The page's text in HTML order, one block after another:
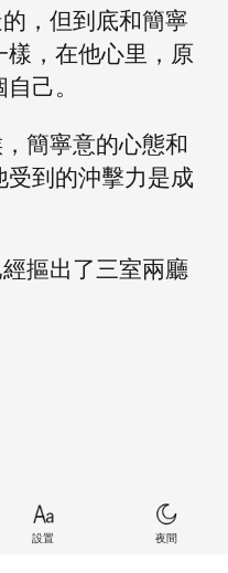
，但到底和簡寧
，在他心里，原
己。
簡寧意的心態和
到的沖擊力是成
摳出了三室兩廳
設置 夜間